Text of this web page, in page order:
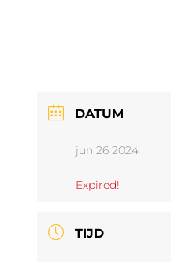
DATUM
jun 26 2024
Expired!
TIJD